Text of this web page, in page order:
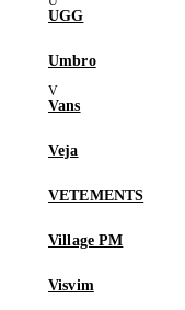
UGG
Umbro
Vans
Veja
VETEMENTS
Village PM
Visvim